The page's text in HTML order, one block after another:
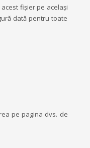
fișier pe același
dată pentru toate
pe pagina dvs. de